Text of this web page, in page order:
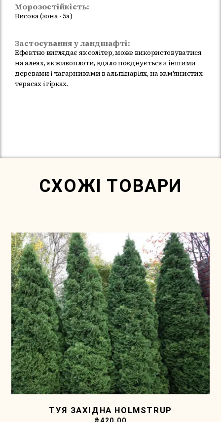
Морозостійкість:
Висока (зона - 5a)
Застосування у ландшафті:
Ефектно виглядає як солітер, може використовуватися
на алеях, як живоплоти, вдало поєднується з іншими
деревами і чагарниками в альпінаріях, на кам'янистих
терасах і гірках.
СХОЖІ ТОВАРИ
ТУЯ ЗАХІДНА HOLMSTRUP